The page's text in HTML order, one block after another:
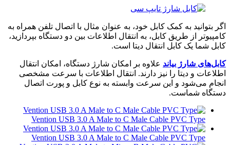
اگر بتوانید به کمک کابل خود، به عنوان مثال با اتصال تلفن همراه به
کامپیوتر از طریق کابل، به انتقال اطلاعات بین دو دستگاه بپردازید،
کابل شما یک کابل انتقال دیتا است.
کابل‌های شارژ بیاند علاوه بر امکان شارژ دستگاه، امکان انتقال
اطلاعات و دیتا را نیز دارند. انتقال اطلاعات با سرعت مشخصی
انجام می‌شود و این سرعت وابسته به نوع کابل و پورت اتصال
دستگاه شماست.
Vention USB 3.0 A Male to C Male Cable PVC Type
Vention USB 3.0 A Male to C Male Cable PVC Type